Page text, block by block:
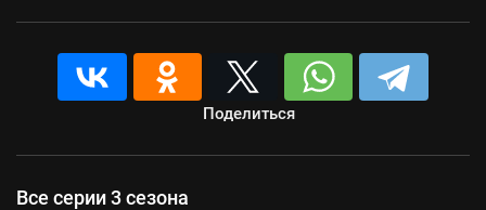
Поделиться
Все серии 3 сезона